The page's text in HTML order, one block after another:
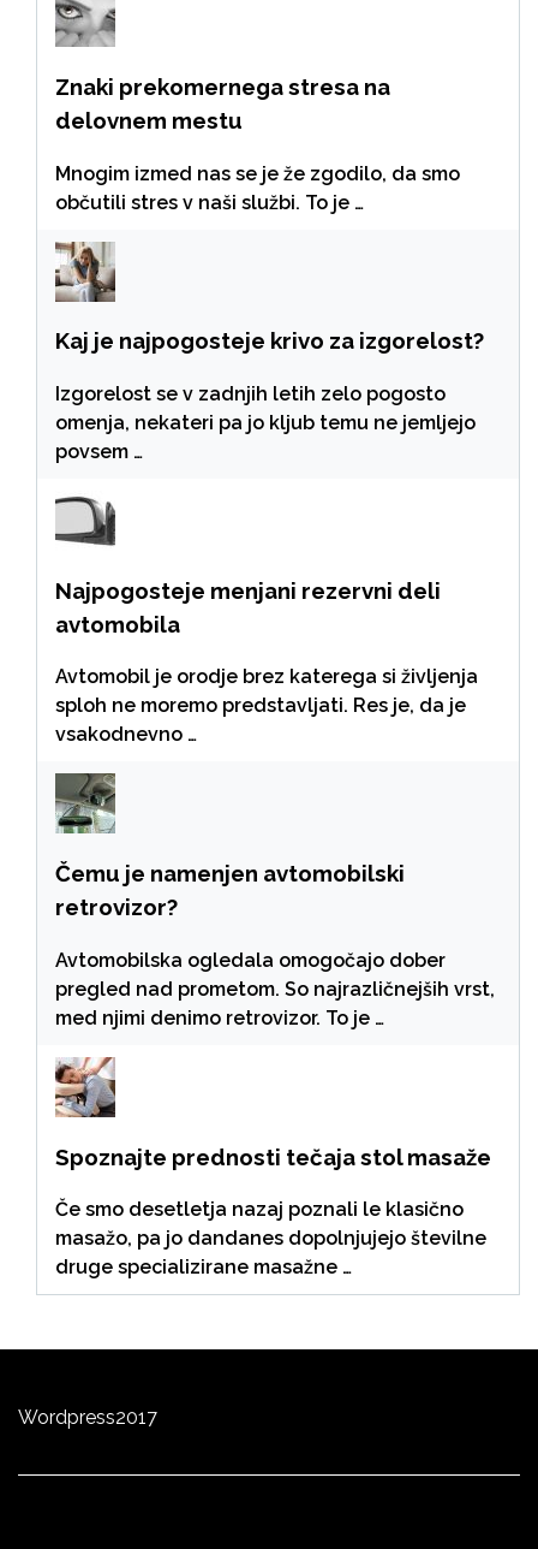
Znaki prekomernega stresa na
delovnem mestu
Mnogim izmed nas se je že zgodilo, da smo
občutili stres v naši službi. To je …
Kaj je najpogosteje krivo za izgorelost?
Izgorelost se v zadnjih letih zelo pogosto
omenja, nekateri pa jo kljub temu ne jemljejo
povsem …
Najpogosteje menjani rezervni deli
avtomobila
Avtomobil je orodje brez katerega si življenja
sploh ne moremo predstavljati. Res je, da je
vsakodnevno …
Čemu je namenjen avtomobilski
retrovizor?
Avtomobilska ogledala omogočajo dober
pregled nad prometom. So najrazličnejših vrst,
med njimi denimo retrovizor. To je …
Spoznajte prednosti tečaja stol masaže
Če smo desetletja nazaj poznali le klasično
masažo, pa jo dandanes dopolnjujejo številne
druge specializirane masažne …
Wordpress2017